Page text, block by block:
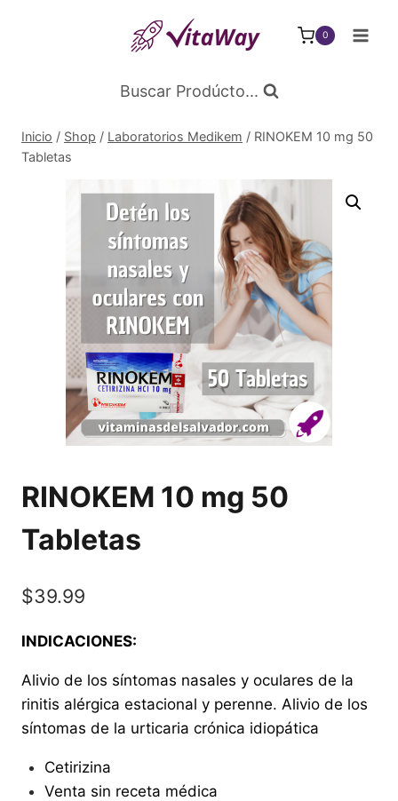
0
Buscar Prodúcto...
Inicio / Shop / Laboratorios Medikem / RINOKEM 10 mg 50
Tabletas
RINOKEM 10 mg 50
Tabletas
$39.99
INDICACIONES:
Alivio de los síntomas nasales y oculares de la
rinitis alérgica estacional y perenne. Alivio de los
síntomas de la urticaria crónica idiopática
Cetirizina
Venta sin receta médica